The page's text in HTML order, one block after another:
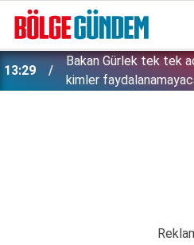
13:29
Bakan Gürlek tek tek
kimler